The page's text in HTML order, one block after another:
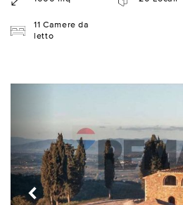
11 Camere da
letto